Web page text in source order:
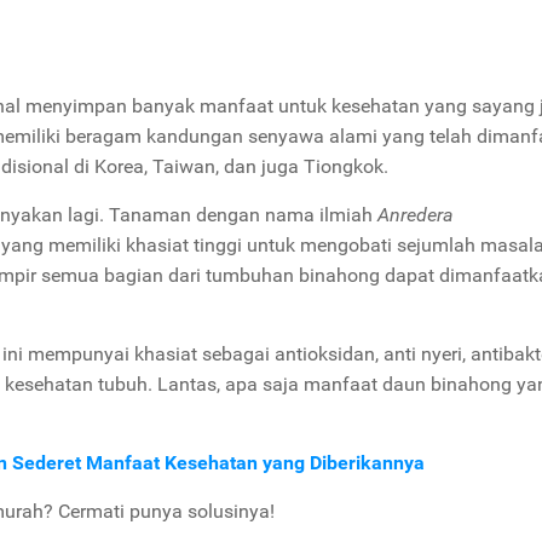
menyimpan banyak manfaat untuk kesehatan yang sayang
beragam kandungan senyawa alami yang telah
di Korea, Taiwan, dan juga Tiongkok.
lagi. Tanaman dengan nama ilmiah Anredera
memiliki khasiat tinggi untuk mengobati sejumlah
semua bagian dari tumbuhan binahong dapat
mempunyai khasiat sebagai antioksidan, anti nyeri,
tubuh. Lantas, apa saja manfaat daun binahong
Sederet Manfaat Kesehatan yang Diberikannya
Cermati punya solusinya!